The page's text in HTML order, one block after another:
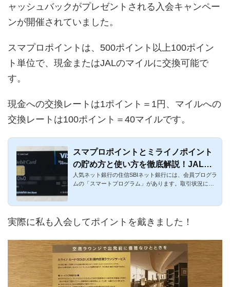
ャッシュバックがプレゼントされる入会キャンペー
ンが開催されていました。
スマプロポイントは、500ポイント以上100ポイン
ト単位で、現金またはJALのマイルに交換可能で
す。
現金への交換レートは1ポイント＝1円、マイルへの
交換レートは100ポイント＝40マイルです。
スマプロポイントとミライノポイント
の貯め方と使い方を徹底解説！JALマ
イルに交換も可能で住信SBIネット銀
行がお得に！
人気ネット銀行の住信SBIネット銀行には、会員プログラ
ムの「スマートプログラム」があります。取引状況に応
実際に私も入会してポイントを戴きました！